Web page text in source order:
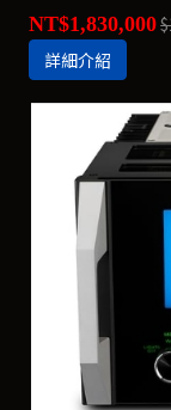
NT$1,830,000
詳細介紹